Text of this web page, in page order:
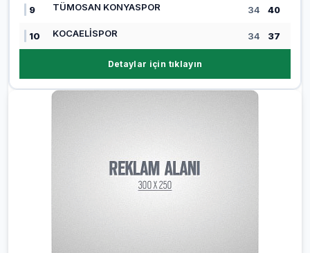
9 TÜMOSAN KONYASPOR 34 40
10 KOCAELİSPOR 34 37
Detaylar için tıklayın